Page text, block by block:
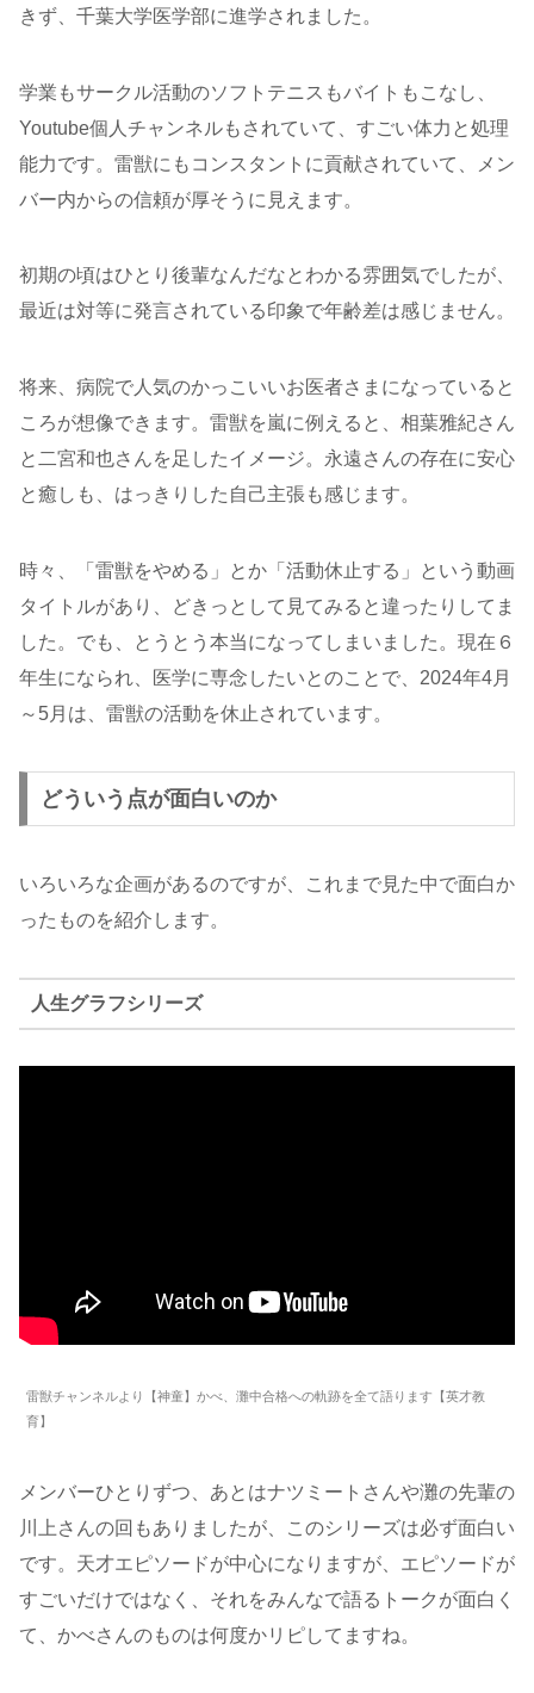
きず、千葉大学医学部に進学されました。
学業もサークル活動のソフトテニスもバイトもこなし、
Youtube個人チャンネルもされていて、すごい体力と処理
能力です。雷獣にもコンスタントに貢献されていて、メン
バー内からの信頼が厚そうに見えます。
初期の頃はひとり後輩なんだなとわかる雰囲気でしたが、
最近は対等に発言されている印象で年齢差は感じません。
将来、病院で人気のかっこいいお医者さまになっていると
ころが想像できます。雷獣を嵐に例えると、相葉雅紀さん
と二宮和也さんを足したイメージ。永遠さんの存在に安心
と癒しも、はっきりした自己主張も感じます。
時々、「雷獣をやめる」とか「活動休止する」という動画
タイトルがあり、どきっとして見てみると違ったりしてま
した。でも、とうとう本当になってしまいました。現在６
年生になられ、医学に専念したいとのことで、2024年4月
～5月は、雷獣の活動を休止されています。
どういう点が面白いのか
いろいろな企画があるのですが、これまで見た中で面白か
ったものを紹介します。
人生グラフシリーズ
雷獣チャンネルより【神童】かべ、灘中合格への軌跡を全て語ります【英才教
育】
メンバーひとりずつ、あとはナツミートさんや灘の先輩の
川上さんの回もありましたが、このシリーズは必ず面白い
です。天才エピソードが中心になりますが、エピソードが
すごいだけではなく、それをみんなで語るトークが面白く
て、かべさんのものは何度かリピしてますね。